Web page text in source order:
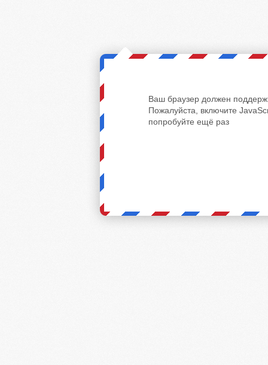
Ваш браузер должен
Пожалуйста, включите
попробуйте ещё раз